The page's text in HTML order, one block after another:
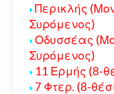
Περικλής
Συρόμενος)
Οδυσσέας
Συρόμενος)
11 Ερμής (8-
7 Φτερ. (8-